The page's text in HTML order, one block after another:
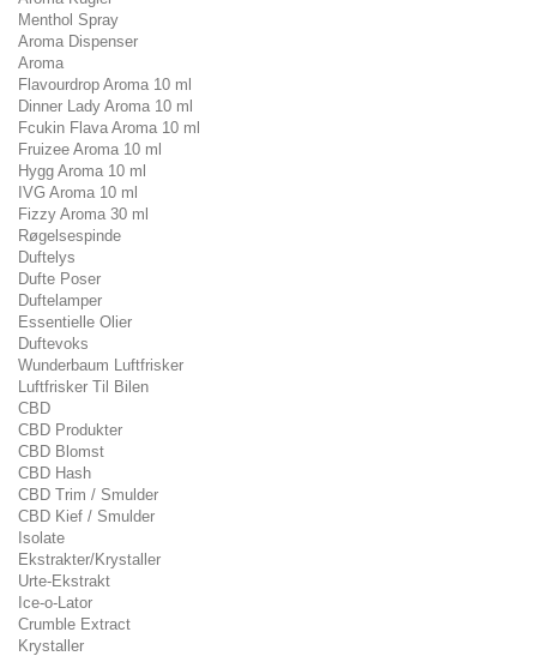
Menthol Spray
Aroma Dispenser
Aroma
Flavourdrop Aroma 10 ml
Dinner Lady Aroma 10 ml
Fcukin Flava Aroma 10 ml
Fruizee Aroma 10 ml
Hygg Aroma 10 ml
IVG Aroma 10 ml
Fizzy Aroma 30 ml
Røgelsespinde
Duftelys
Dufte Poser
Duftelamper
Essentielle Olier
Duftevoks
Wunderbaum Luftfrisker
Luftfrisker Til Bilen
CBD
CBD Produkter
CBD Blomst
CBD Hash
CBD Trim / Smulder
CBD Kief / Smulder
Isolate
Ekstrakter/Krystaller
Urte-Ekstrakt
Ice-o-Lator
Crumble Extract
Krystaller